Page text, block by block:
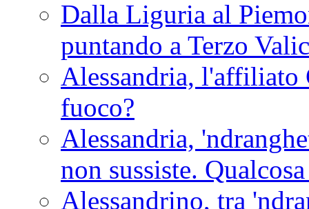
Dalla Liguria al
puntando a Terzo
Alessandria, l'affiliato
fuoco?
Alessandria,
non sussiste.
Alessandrino, tra